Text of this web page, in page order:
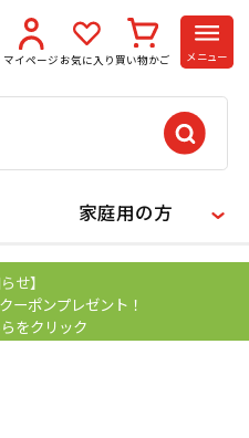
マイページ お気に入り 買い物かご メニュー
家庭用の方
せ】
ーポンプレゼント！
をクリック